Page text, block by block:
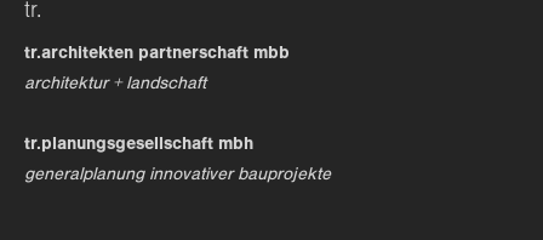
tr.
tr.architekten partnerschaft mbb
architektur + landschaft
tr.planungsgesellschaft mbh
generalplanung innovativer bauprojekte